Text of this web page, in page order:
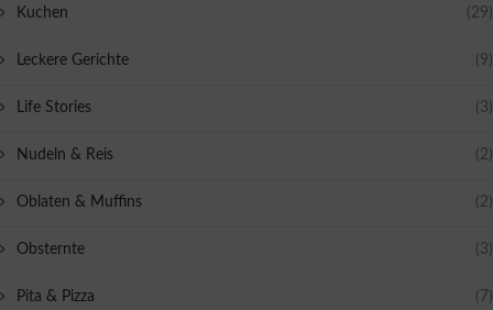
Kuchen (29)
Leckere Gerichte (9)
Life Stories (3)
Nudeln & Reis (2)
Oblaten & Muffins (2)
Obsternte (3)
Pita & Pizza (7)